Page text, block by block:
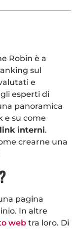
Robin è a
sul
e
esperti di
panoramica
e su come
interni.
crearne una
pagina
In altre
web tra loro. Di